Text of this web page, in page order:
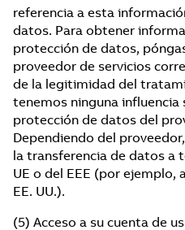
referencia a esta
datos. Para obtener
protección de datos,
proveedor de servicios
de la legitimidad del
tenemos ninguna influencia
protección de datos del
Dependiendo del
la transferencia de datos a
UE o del EEE (por ejemplo,
EE. UU.).
(5) Acceso a su cuenta de